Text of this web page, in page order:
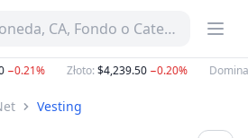
CA, Fondo o Categoría
Złoto:$4,239.50−0.20%
Vesting